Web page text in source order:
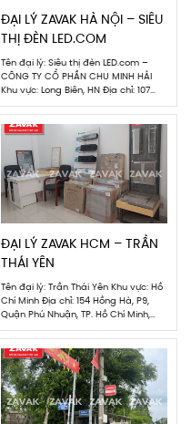
ĐẠI LÝ ZAVAK HÀ NỘI – SIÊU
THỊ ĐÈN LED.COM
Tên đại lý: Siêu thị đèn LED.com –
CÔNG TY CỔ PHẦN CHU MINH HẢI
Khu vực: Long Biên, HN Địa chỉ: 107
Thảo Nguyên, Ecorpark Người phụ
trách: Duy (Nhân viên Sale) Số điện
thoại: 0923665115 HÌNH ẢNH ĐẠI LÝ
ĐẠI LÝ ZAVAK HCM – TRẦN
THÁI YÊN
Tên đại lý: Trần Thái Yên Khu vực: Hồ
Chí Minh Địa chỉ: 154 Hồng Hà, P9,
Quận Phú Nhuận, TP. Hồ Chí Minh,
Phường 9, Quận Phú Nhuận, TP Hồ
Chí Minh Người phụ trách: Trần Thái
Yên Số điện thoại: 0913007123 HÌNH
ẢNH ĐẠI LÝ ZAVAK – THƯƠNG HIỆU
TIÊN PHONG NẮP BỂ […]